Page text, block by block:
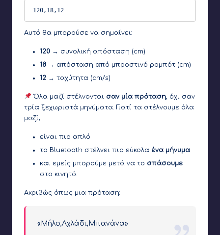
120,18,12
Αυτό θα μπορούσε να σημαίνει:
120 → συνολική απόσταση (cm)
18 → απόσταση από μπροστινό ρομπότ (cm)
12 → ταχύτητα (cm/s)
Όλα μαζί στέλνονται σαν μία πρόταση, όχι σαν
τρία ξεχωριστά μηνύματα. Γιατί τα στέλνουμε όλα
μαζί;
είναι πιο απλό
το Bluetooth στέλνει πιο εύκολα ένα μήνυμα
και εμείς μπορούμε μετά να το σπάσουμε
στο κινητό.
Ακριβώς όπως μια πρόταση:
«Μήλο,Αχλάδι,Μπανάνα»